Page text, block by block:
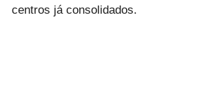
centros já consolidados.